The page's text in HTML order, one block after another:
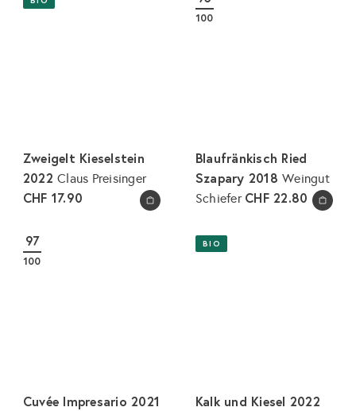
In den Warenkorb legen
Zweigelt Kieselstein
2022Claus Preisinger
CHF 17.90 In den Warenkorb legen
100
Blaufränkisch Ried
Szapary 2018Weingut
Schiefer CHF 22.80
97
100
Cuvée Impresario 2021
BIO
Kalk und Kiesel 2022